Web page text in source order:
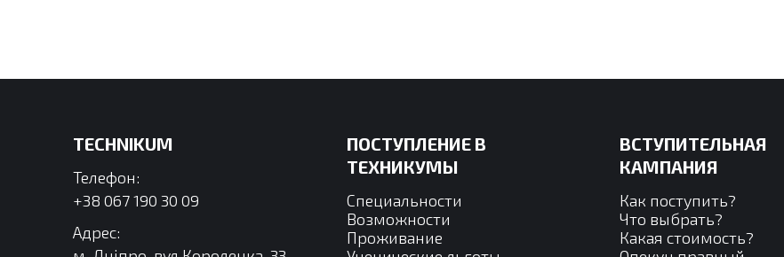
TECHNIKUM
Телефон:
+38 067 190 30 09
Адрес:
ПОСТУПЛЕНИЕ В
ТЕХНИКУМЫ
Специальности
Возможности
Проживание
ВСТУПИТЕЛЬНАЯ
КАМПАНИЯ
Как поступить?
Что выбрать?
Какая стоимость?